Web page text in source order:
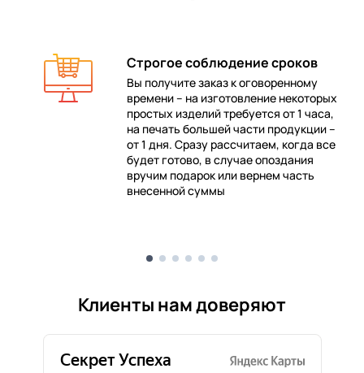
Строгое соблюдение сроков
Вы получите заказ к оговоренному
времени – на изготовление некоторых
простых изделий требуется от 1 часа,
на печать большей части продукции –
от 1 дня. Сразу рассчитаем, когда все
будет готово, в случае опоздания
вручим подарок или вернем часть
внесенной суммы
Клиенты нам доверяют